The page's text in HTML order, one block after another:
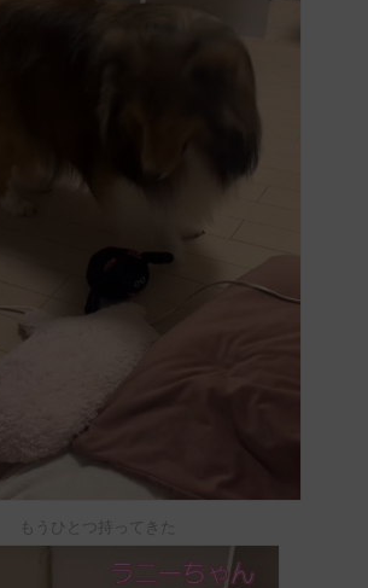
もうひとつ持ってきた